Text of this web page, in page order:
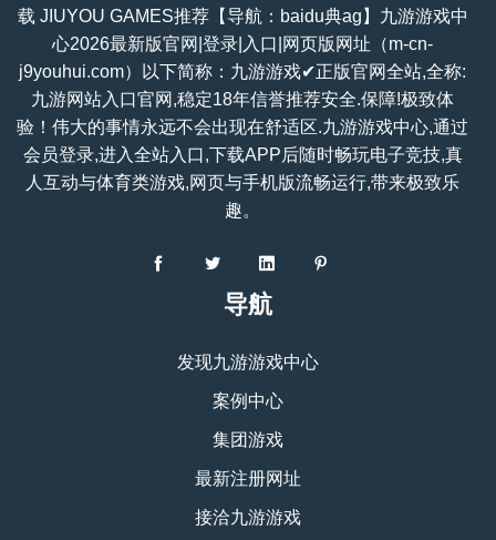
载 JIUYOU GAMES推荐【导航：baidu典ag】九游游戏中
心2026最新版官网|登录|入口|网页版网址（m-cn-
j9youhui.com）以下简称：九游游戏✔正版官网全站,全称:
九游网站入口官网,稳定18年信誉推荐安全.保障!极致体
验！伟大的事情永远不会出现在舒适区.九游游戏中心,通过
会员登录,进入全站入口,下载APP后随时畅玩电子竞技,真
人互动与体育类游戏,网页与手机版流畅运行,带来极致乐
趣。
导航
发现九游游戏中心
案例中心
集团游戏
最新注册网址
接洽九游游戏